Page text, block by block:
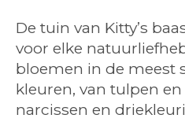
De tuin van Kitty’s
voor elke
bloemen in de meest
kleuren, van tulpen
narcissen en